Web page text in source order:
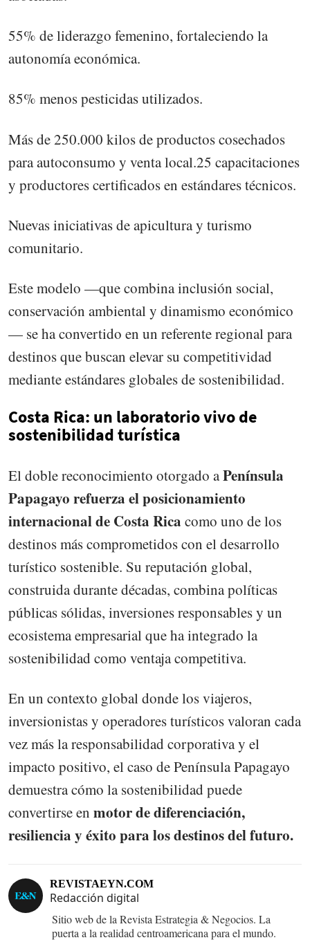
55% de liderazgo femenino, fortaleciendo la
autonomía económica.
85% menos pesticidas utilizados.
Más de 250.000 kilos de productos cosechados
para autoconsumo y venta local.25 capacitaciones
y productores certificados en estándares técnicos.
Nuevas iniciativas de apicultura y turismo
comunitario.
Este modelo —que combina inclusión social,
conservación ambiental y dinamismo económico
— se ha convertido en un referente regional para
destinos que buscan elevar su competitividad
mediante estándares globales de sostenibilidad.
Costa Rica: un laboratorio vivo de
sostenibilidad turística
El doble reconocimiento otorgado aPenínsula
Papagayo refuerza el posicionamiento
internacional de Costa Rica como uno de los
destinos más comprometidos con el desarrollo
turístico sostenible. Su reputación global,
construida durante décadas, combina políticas
públicas sólidas, inversiones responsables y un
ecosistema empresarial que ha integrado la
sostenibilidad como ventaja competitiva.
En un contexto global donde los viajeros,
inversionistas y operadores turísticos valoran cada
vez más la responsabilidad corporativa y el
impacto positivo, el caso de Península Papagayo
demuestra cómo la sostenibilidad puede
convertirse en motor de diferenciación,
resiliencia y éxito para los destinos del futuro.
REVISTAEYN.COM
Redacción digital
Sitio web de la Revista Estrategia & Negocios. La
puerta a la realidad centroamericana para el mundo.